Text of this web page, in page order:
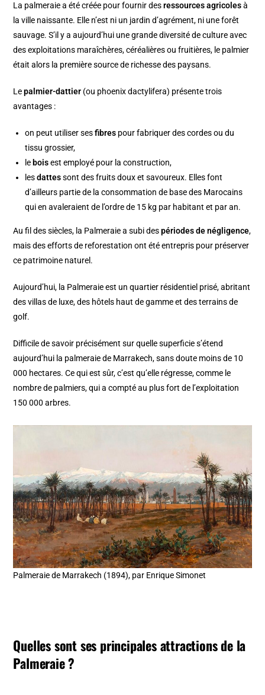
La palmeraie a été créée pour fournir desressources agricolesà
la ville naissante. Elle n’est ni un jardin d’agrément, ni une forêt
sauvage. S’il y a aujourd’hui une grande diversité de culture avec
des exploitations maraîchères, céréalières ou fruitières, le palmier
était alors la première source de richesse des paysans.
Lepalmier-dattier (ou phoenix dactylifera) présente trois
avantages :
on peut utiliser sesfibres pour fabriquer des cordes ou du
tissu grossier,
le boisest employé pour la construction,
lesdattessont des fruits doux et savoureux. Elles font
d’ailleurs partie de la consommation de base des Marocains
qui en avaleraient de l’ordre de 15 kg par habitant et par an.
Au fil des siècles, la Palmeraie a subi despériodes de négligence,
mais des efforts de reforestation ont été entrepris pour préserver
ce patrimoine naturel.
Aujourd’hui, la Palmeraie est un quartier résidentiel prisé, abritant
des villas de luxe, des hôtels haut de gamme et des terrains de
golf.
Difficile de savoir précisément sur quelle superficie s’étend
aujourd’hui la palmeraie de Marrakech, sans doute moins de 10
000 hectares. Ce qui est sûr, c’est qu’elle régresse, comme le
nombre de palmiers, qui a compté au plus fort de l’exploitation
150 000 arbres.
Palmeraie de Marrakech (1894), par Enrique Simonet
Quelles sont ses principales attractions de la
Palmeraie ?